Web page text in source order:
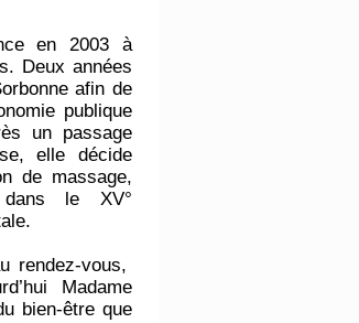
en 2003 à
Deux années
afin de
publique
un passage
elle décide
de massage,
le XV°
rendez-vous,
Madame
bien-être que